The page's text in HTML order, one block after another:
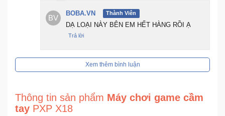
BV
BOBA.VN Thành Viên
DẠ LOẠI NÀY BÊN EM HẾT HÀNG RỒI Ạ
Trả lời
Xem thêm bình luận
Thông tin sản phẩm Máy chơi game cầm
tay PXP X18